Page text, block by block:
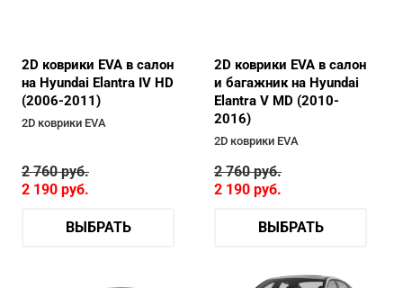
2D коврики EVA в салон
на Hyundai Elantra IV HD
(2006-2011)
2D коврики EVA
2 760руб.
2 190 руб.
ВЫБРАТЬ
2D коврики EVA в салон
и багажник на Hyundai
Elantra V MD (2010-
2016)
2D коврики EVA
2 760руб.
2 190 руб.
ВЫБРАТЬ